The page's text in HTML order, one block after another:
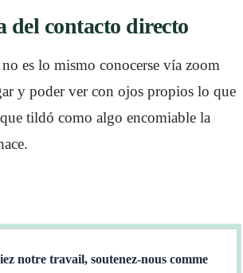
del contacto directo
es lo mismo conocerse vía zoom
y poder ver con ojos propios lo que
tildó como algo encomiable la
notre travail, soutenez-nous comme